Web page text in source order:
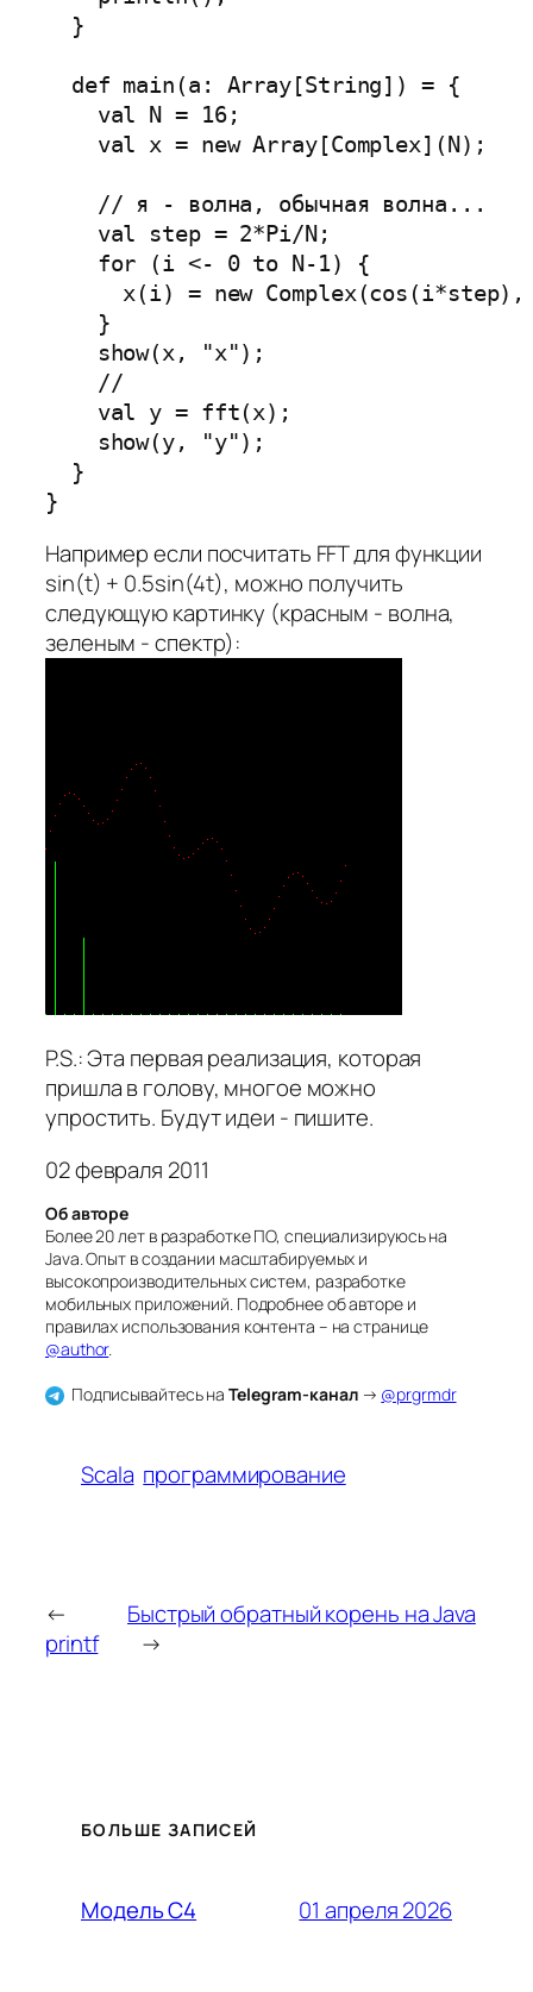
  }
  def main(a: Array[String]) = {
    val N = 16;
    val x = new Array[Complex](N);
    // я - волна, обычная волна...
    val step = 2*Pi/N;
    for (i <- 0 to N-1) {
x(i) = new
    }
    show(x, "x");
    //
    val y = fft(x);
    show(y, "y");
  }
Например если посчитать FFT для функции
sin(t) + 0.5sin(4t), можно получить
следующую картинку (красным - волна,
зеленым - спектр):
P.S.: Эта первая реализация, которая
пришла в голову, многое можно
упростить. Будут идеи - пишите.
02 февраля 2011
Об авторе
Более 20 лет в разработке ПО, специализируюсь на
Java. Опыт в создании масштабируемых и
высокопроизводительных систем, разработке
мобильных приложений. Подробнее об авторе и
правилах использования контента – на странице
@author.
Подписывайтесь на Telegram-канал→ @prgrmdr
Scala программирование
←
printf
Быстрый обратный корень на Java
→
БОЛЬШЕ ЗАПИСЕЙ
Модель C4 01 апреля 2026